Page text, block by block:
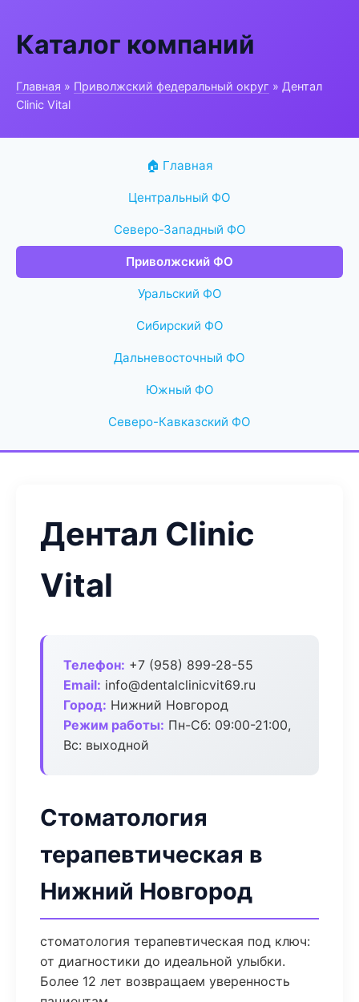
Каталог компаний
Главная » Приволжский федеральный округ » Дентал
Clinic Vital
🏠 Главная
Центральный ФО
Северо-Западный ФО
Приволжский ФО
Уральский ФО
Сибирский ФО
Дальневосточный ФО
Южный ФО
Северо-Кавказский ФО
Дентал Clinic
Vital
Телефон: +7 (958) 899-28-55
Email: info@dentalclinicvit69.ru
Город: Нижний Новгород
Режим работы: Пн-Сб: 09:00-21:00,
Вс: выходной
Стоматология
терапевтическая в
Нижний Новгород
стоматология терапевтическая под ключ:
от диагностики до идеальной улыбки.
Более 12 лет возвращаем уверенность